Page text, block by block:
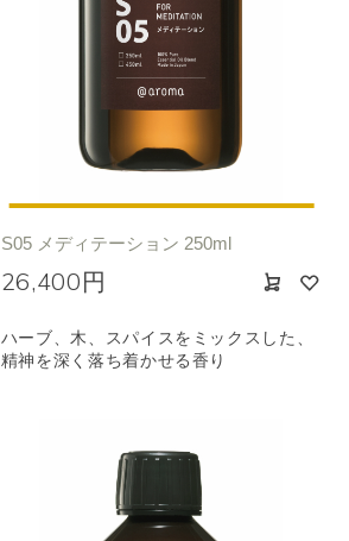
S05 メディテーション 250ml
26,400円
ハーブ、木、スパイスをミックスした、
精神を深く落ち着かせる香り